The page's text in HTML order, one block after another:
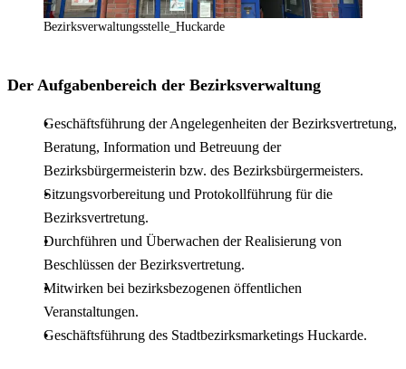
Bezirksverwaltungsstelle_Huckarde
Der Aufgabenbereich der Bezirksverwaltung
Geschäftsführung der Angelegenheiten der Bezirksvertretung,
Beratung, Information und Betreuung der
Bezirksbürgermeisterin bzw. des Bezirksbürgermeisters.
Sitzungsvorbereitung und Protokollführung für die
Bezirksvertretung.
Durchführen und Überwachen der Realisierung von
Beschlüssen der Bezirksvertretung.
Mitwirken bei bezirksbezogenen öffentlichen
Veranstaltungen.
Geschäftsführung des Stadtbezirksmarketings Huckarde.